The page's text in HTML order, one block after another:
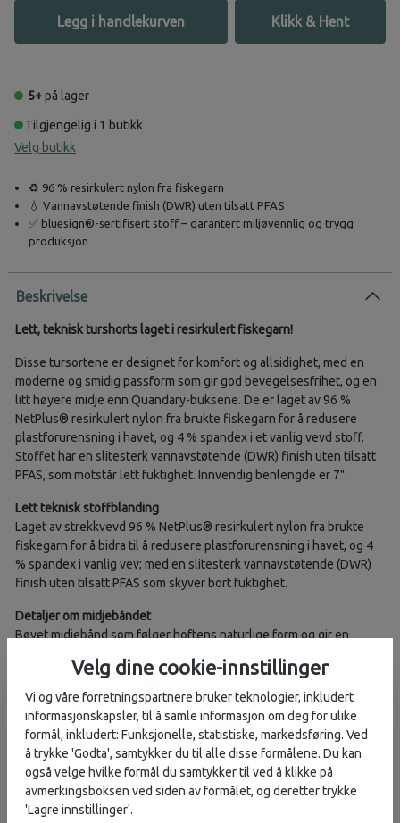
Legg i handlekurven Klikk & Hent
5+på lager
Tilgjengelig i 1 butikk
Velg butikk
♻️ 96 % resirkulert nylon fra fiskegarn
💧 Vannavstøtende finish (DWR) uten tilsatt PFAS
✅ bluesign®-sertifisert stoff – garantert miljøvennlig og trygg
produksjon
Beskrivelse
Lett, teknisk turshorts laget i resirkulert fiskegarn!
Disse tursortene er designet for komfort og allsidighet, med en
moderne og smidig passform som gir god bevegelsesfrihet, og en
litt høyere midje enn Quandary-buksene. De er laget av 96 %
NetPlus® resirkulert nylon fra brukte fiskegarn for å redusere
plastforurensning i havet, og 4 % spandex i et vanlig vevd stoff.
Stoffet har en slitesterk vannavstøtende (DWR) finish uten tilsatt
PFAS, som motstår lett fuktighet. Innvendig benlengde er 7".
Lett teknisk stoffblanding
Laget av strekkvevd 96 % NetPlus® resirkulert nylon fra brukte
fiskegarn for å bidra til å redusere plastforurensning i havet, og 4
% spandex i vanlig vev; med en slitesterk vannavstøtende (DWR)
finish uten tilsatt PFAS som skyver bort fuktighet.
Detaljer om midjebåndet
Bøyet midjebånd som følger hoftens naturlige form og gir en
bevegelse; med beltehemper, glidelås og metallknapp, samt
justerbar snor som kan brukes både innvendig og utvendig for
ekstra tilpasning.
Lommer
To frontlommer med åpning ovenfra og to baklommer med klaff.
Hemostat-/karabinkrokfeste
Forsterket hemostat-/karabinkrokfeste på høyre frontlomme.
Velg dine cookie-innstillinger
Vi og våre forretningspartnere bruker teknologier, inkludert
informasjonskapsler, til å samle informasjon om deg for ulike
formål, inkludert: Funksjonelle, statistiske, markedsføring. Ved
å trykke 'Godta', samtykker du til alle disse formålene. Du kan
også velge hvilke formål du samtykker til ved å klikke på
avmerkingsboksen ved siden av formålet, og deretter trykke
'Lagre innstillinger'.